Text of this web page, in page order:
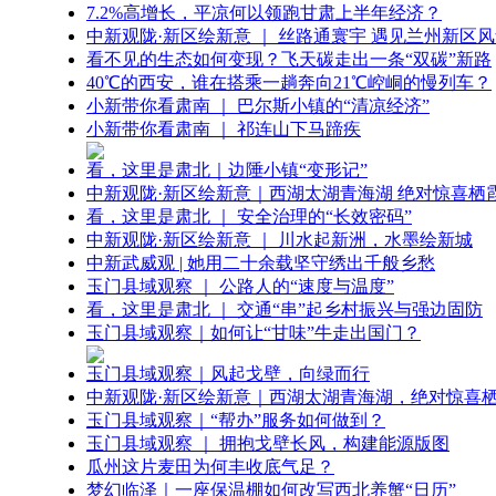
7.2%高增长，平凉何以领跑甘肃上半年经济？
中新观陇·新区绘新意 ｜ 丝路通寰宇 遇见兰州新区
看不见的生态如何变现？飞天碳走出一条“双碳”新路
40℃的西安，谁在搭乘一趟奔向21℃崆峒的慢列车？
小新带你看肃南 ｜ 巴尔斯小镇的“清凉经济”
小新带你看肃南 ｜ 祁连山下马蹄疾
看，这里是肃北｜边陲小镇“变形记”
中新观陇·新区绘新意｜西湖太湖青海湖 绝对惊喜栖
看，这里是肃北 ｜ 安全治理的“长效密码”
中新观陇·新区绘新意 ｜ 川水起新洲，水墨绘新城
中新武威观 | 她用二十余载坚守绣出千般乡愁
玉门县域观察 ｜ 公路人的“速度与温度”
看，这里是肃北 ｜ 交通“串”起乡村振兴与强边固防
玉门县域观察｜如何让“甘味”牛走出国门？
玉门县域观察｜风起戈壁，向绿而行
中新观陇·新区绘新意｜西湖太湖青海湖，绝对惊喜
玉门县域观察｜“帮办”服务如何做到？
玉门县域观察 ｜ 拥抱戈壁长风，构建能源版图
瓜州这片麦田为何丰收底气足？
梦幻临泽｜一座保温棚如何改写西北养蟹“日历”